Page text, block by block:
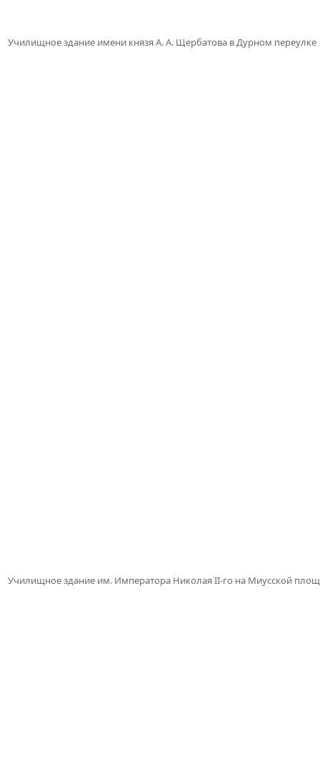
Училищное здание имени князя А. А. Щербатова в Дурном переулке
Училищное здание им. Императора Николая II-го на Миусской